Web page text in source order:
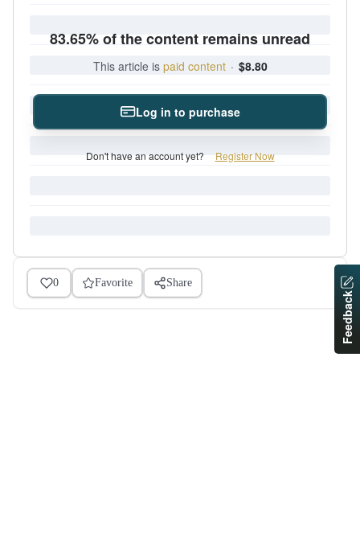
83.65% of the content remains unread
This article is paid content · $8.80
Log in to purchase
Don't have an account yet? Register Now
0 Favorite Share
Feedback